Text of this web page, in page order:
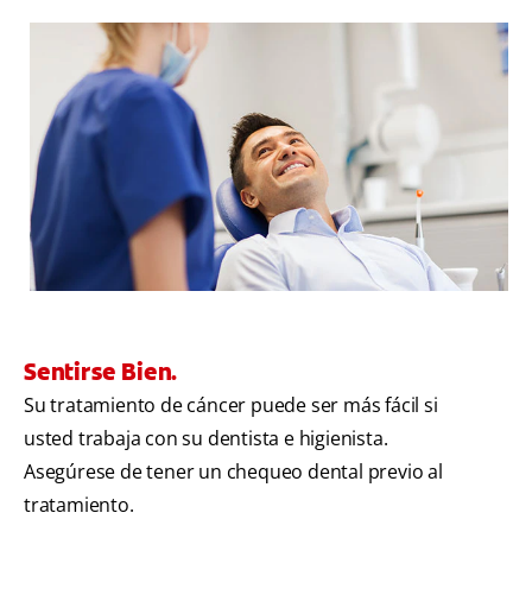
CUPONES
Sentirse Bien.
Su tratamiento de cáncer puede ser más fácil si
usted trabaja con su dentista e higienista.
Asegúrese de tener un chequeo dental previo al
tratamiento.